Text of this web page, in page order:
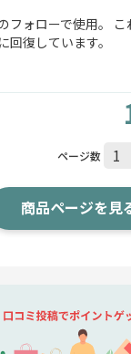
フォローで使用。
回復しています。
ページ数
商品ページを見